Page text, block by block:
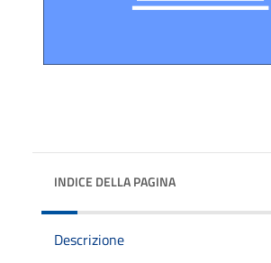
INDICE DELLA PAGINA
Descrizione